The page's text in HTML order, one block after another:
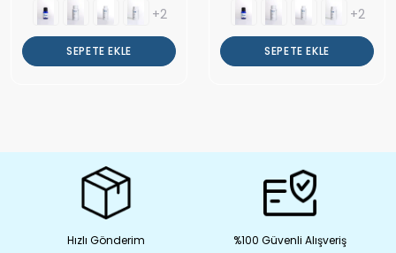
+2
SEPETE EKLE
+2
SEPETE EKLE
Hızlı Gönderim
%100 Güvenli Alışveriş